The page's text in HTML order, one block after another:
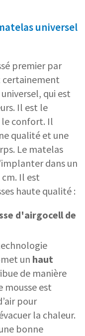
universel
premier par
certainement
qui est
Il est le
confort. Il
qualité et une
Le matelas
dans un
Il est
haute qualité :
d'airgocell de
un haut
de manière
mousse est
pour
la chaleur.
bonne